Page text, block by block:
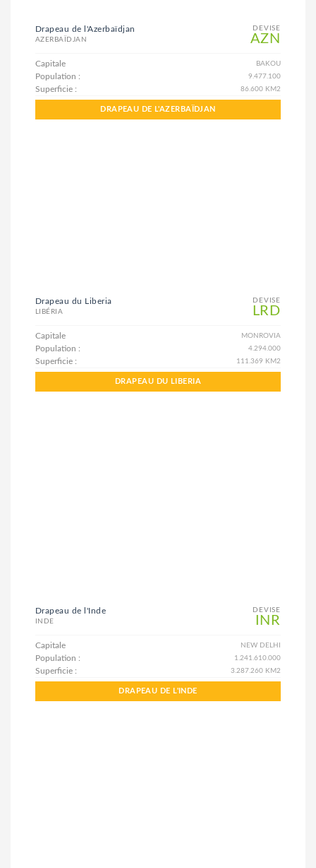
DEVISE
AZN
Drapeau de l'Azerbaïdjan
AZERBAÏDJAN
Capitale BAKOU
Population : 9.477.100
Superficie : 86.600 KM2
DRAPEAU DE L'AZERBAÏDJAN
DEVISE
LRD
Drapeau du Liberia
LIBÉRIA
Capitale MONROVIA
Population : 4.294.000
Superficie : 111.369 KM2
DRAPEAU DU LIBERIA
DEVISE
INR
Drapeau de l'Inde
INDE
Capitale NEW DELHI
Population : 1.241.610.000
Superficie : 3.287.260 KM2
DRAPEAU DE L'INDE